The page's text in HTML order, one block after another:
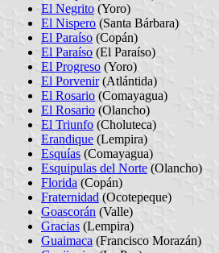
El Negrito (Yoro)
El Nispero (Santa Bárbara)
El Paraíso (Copán)
El Paraíso (El Paraíso)
El Progreso (Yoro)
El Porvenir(Atlántida)
El Rosario (Comayagua)
El Rosario (Olancho)
El Triunfo (Choluteca)
Erandique (Lempira)
Esquías (Comayagua)
Esquipulas del Norte (Olancho)
Florida (Copán)
Fraternidad (Ocotepeque)
Goascorán (Valle)
Gracias (Lempira)
Guaimaca (Francisco Morazán)